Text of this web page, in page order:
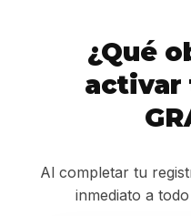
¿Qué
activar
Al completar tu
inmediato a